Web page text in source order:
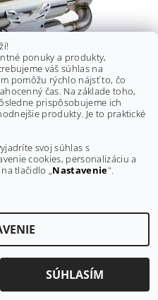
POLARIS
ponuky a produkty,
váš súhlas na
pomôžu rýchlo nájsť to, čo
čas. Na základe toho,
prispôsobujeme ich
produkty. Je to praktické
svoj súhlas s
cookies, personalizáciu a
tlačidlo „Nastavenie".
SÚHLASÍM